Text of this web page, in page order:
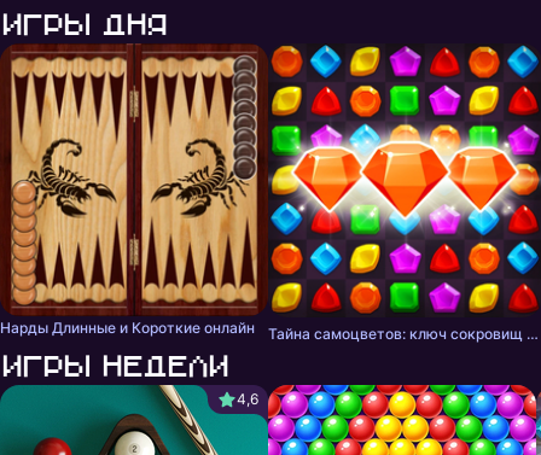
Игры дня
Нарды Длинные и Короткие онлайн Тайна самоцветов: ключ сокровищ - три в ряд
Игры недели
4,6